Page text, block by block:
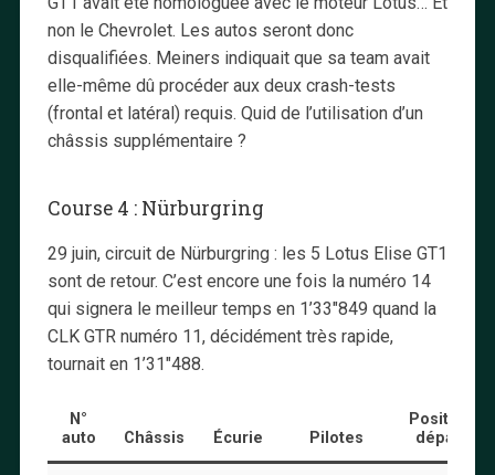
non le Chevrolet. Les autos seront donc
disqualifiées. Meiners indiquait que sa team avait
elle-même dû procéder aux deux crash-tests
(frontal et latéral) requis. Quid de l’utilisation d’un
châssis supplémentaire ?
Course 4 : Nürburgring
29 juin, circuit de Nürburgring : les 5 Lotus Elise GT1
sont de retour. C’est encore une fois la numéro 14
qui signera le meilleur temps en 1’33″849 quand la
CLK GTR numéro 11, décidément très rapide,
tournait en 1’31″488.
N°
auto
Châssis Écurie Pilotes
Position
départ